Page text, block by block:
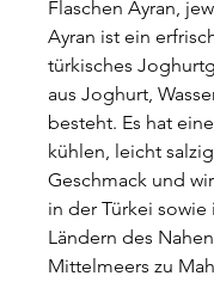
Flaschen Ayran,
Ayran ist ein
türkisches
aus Joghurt,
besteht. Es hat
kühlen, leicht
Geschmack und
in der Türkei sowie
Ländern des
Mittelmeers zu